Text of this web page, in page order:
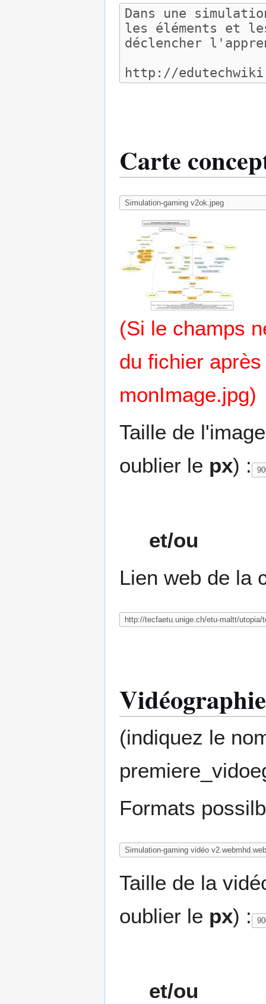
Carte
(Si le champs
du fichier
monImage.jpg)
Taille de
oublier le px) :
et/ou
Lien web de la
Vidéographie
(indiquez le
Formats
Taille de la
oublier le px) :
et/ou